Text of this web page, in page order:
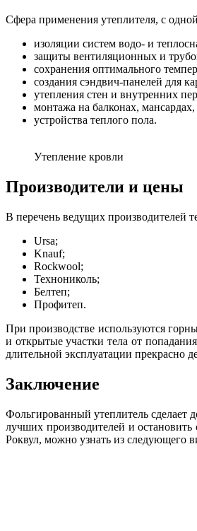
Сфера применения утеплителя, с
изоляции систем водо- и
защиты вентиляционных и
сохранения оптимального
создания сэндвич-панелей для
утепления стен и внутренних
монтажа на балконах,
устройства теплого пола.
Утепление кровли
Производители и цены
В перечень ведущих производителей
Ursa;
Knauf;
Rockwool;
Технониколь;
Белтеп;
Профитеп.
При производстве используются
и открытые участки тела от
длительной эксплуатации прекрасно
Заключение
Фольгированный утеплитель сделает
лучших производителей и
Роквул, можно узнать из следующего